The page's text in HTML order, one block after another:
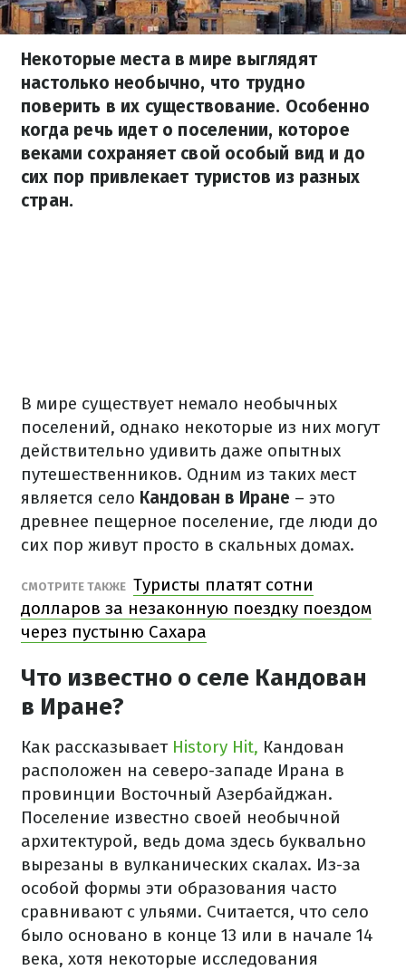
Некоторые места в мире выглядят
настолько необычно, что трудно
поверить в их существование. Особенно
когда речь идет о поселении, которое
веками сохраняет свой особый вид и до
сих пор привлекает туристов из разных
стран.
В мире существует немало необычных
поселений, однако некоторые из них могут
действительно удивить даже опытных
путешественников. Одним из таких мест
является село Кандован в Иране – это
древнее пещерное поселение, где люди до
сих пор живут просто в скальных домах.
СМОТРИТЕ ТАКЖЕ Туристы платят сотни
долларов за незаконную поездку поездом
через пустыню Сахара
Что известно о селе Кандован
в Иране?
Как рассказывает History Hit, Кандован
расположен на северо-западе Ирана в
провинции Восточный Азербайджан.
Поселение известно своей необычной
архитектурой, ведь дома здесь буквально
вырезаны в вулканических скалах. Из-за
особой формы эти образования часто
сравнивают с ульями. Считается, что село
было основано в конце 13 или в начале 14
века, хотя некоторые исследования